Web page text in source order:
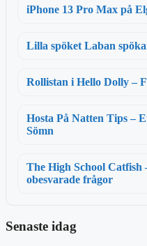
iPhone 13 Pro Max på
Lilla spöket Laban
Rollistan i Hello Dolly –
Hosta På Natten Tips –
Sömn
The High School Catfish
obesvarade frågor
Senaste idag